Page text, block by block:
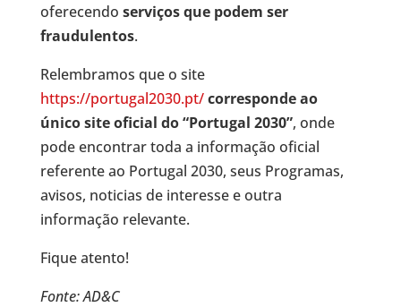
oferecendo serviços que podem ser
fraudulentos.
Relembramos que o site
https://portugal2030.pt/corresponde ao
único site oficial do “Portugal 2030”, onde
pode encontrar toda a informação oficial
referente ao Portugal 2030, seus Programas,
avisos, noticias de interesse e outra
informação relevante.
Fique atento!
Fonte: AD&C